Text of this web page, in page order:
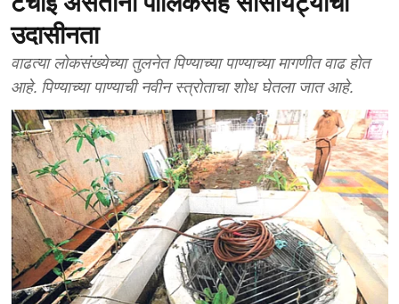
उदासीनता
वाढत्या लोकसंख्येच्या तुलनेत पिण्याच्या पाण्याच्या मागणीत वाढ होत
आहे. पिण्याच्या पाण्याची नवीन स्त्रोताचा शोध घेतला जात आहे.